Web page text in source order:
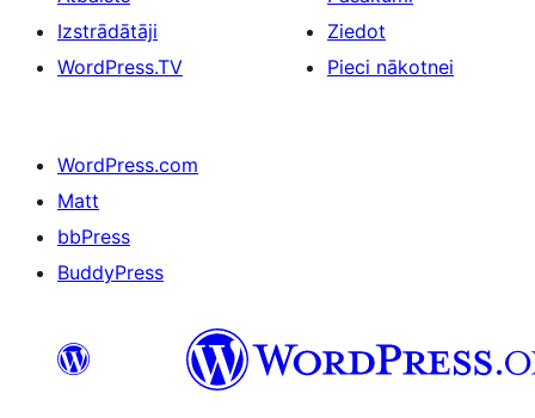
Izstrādātāji
WordPress.TV
Ziedot
Pieci nākotnei
WordPress.com
Matt
bbPress
BuddyPress